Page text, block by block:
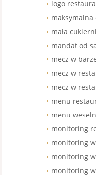
logo
maksymalna
mała
mandat od
mecz w
mecz w
mecz w
menu
menu
monitoring
monitoring
monitoring
monitoring